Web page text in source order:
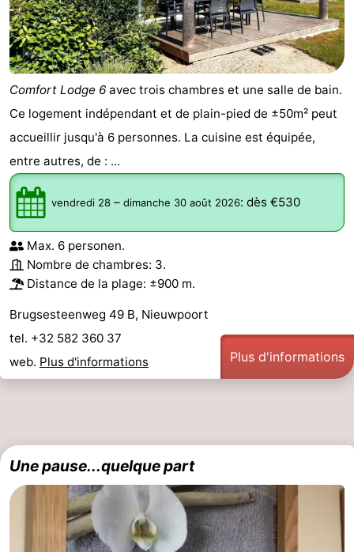
Comfort Lodge 6 avec trois chambres et une salle de bain.
Ce logement indépendant et de plain-pied de ±50m² peut
accueillir jusqu'à 6 personnes. La cuisine est équipée,
entre autres, de : ...
vendredi 28 – dimanche 30 août 2026: dès €530
Max. 6 personen.
Nombre de chambres: 3.
Distance de la plage: ±900 m.
Brugsesteenweg 49 B, Nieuwpoort
tel. +32 582 360 37
web. Plus d'informations Plus d'informations
Une pause...quelque part